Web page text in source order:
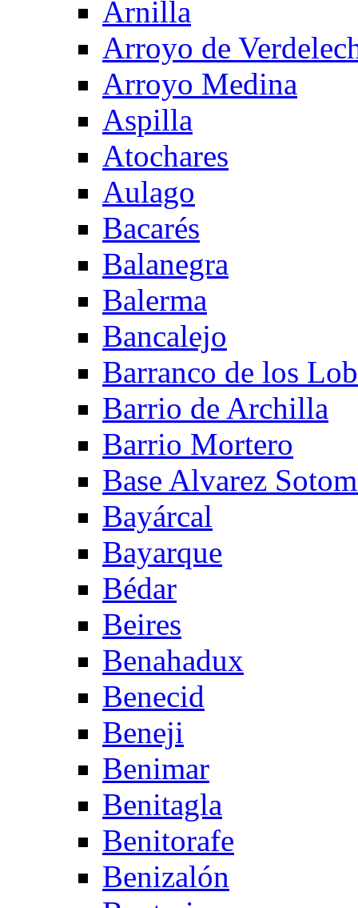
Arnilla
Arroyo de
Arroyo Medina
Aspilla
Atochares
Aulago
Bacarés
Balanegra
Balerma
Bancalejo
Barranco de los
Barrio de Archilla
Barrio Mortero
Base Alvarez
Bayárcal
Bayarque
Bédar
Beires
Benahadux
Benecid
Beneji
Benimar
Benitagla
Benitorafe
Benizalón